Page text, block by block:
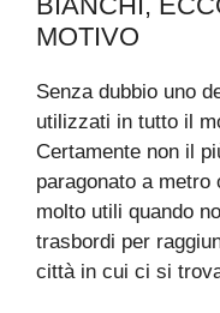
MOTIVO
Senza dubbio uno
utilizzati in tutto il
Certamente non il
paragonato a
molto utili quando
trasbordi per
città in cui ci si